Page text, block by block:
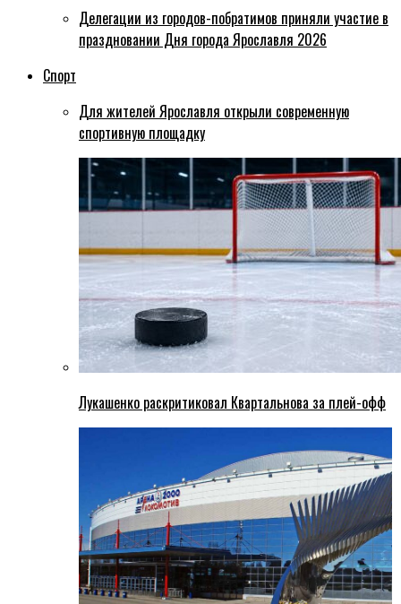
Делегации из городов-побратимов приняли участие в
праздновании Дня города Ярославля 2026
Спорт
Для жителей Ярославля открыли современную
спортивную площадку
Лукашенко раскритиковал Квартальнова за плей-офф